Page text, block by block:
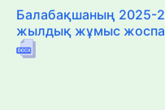
Балабақшаның 2025-
жылдық жұмыс